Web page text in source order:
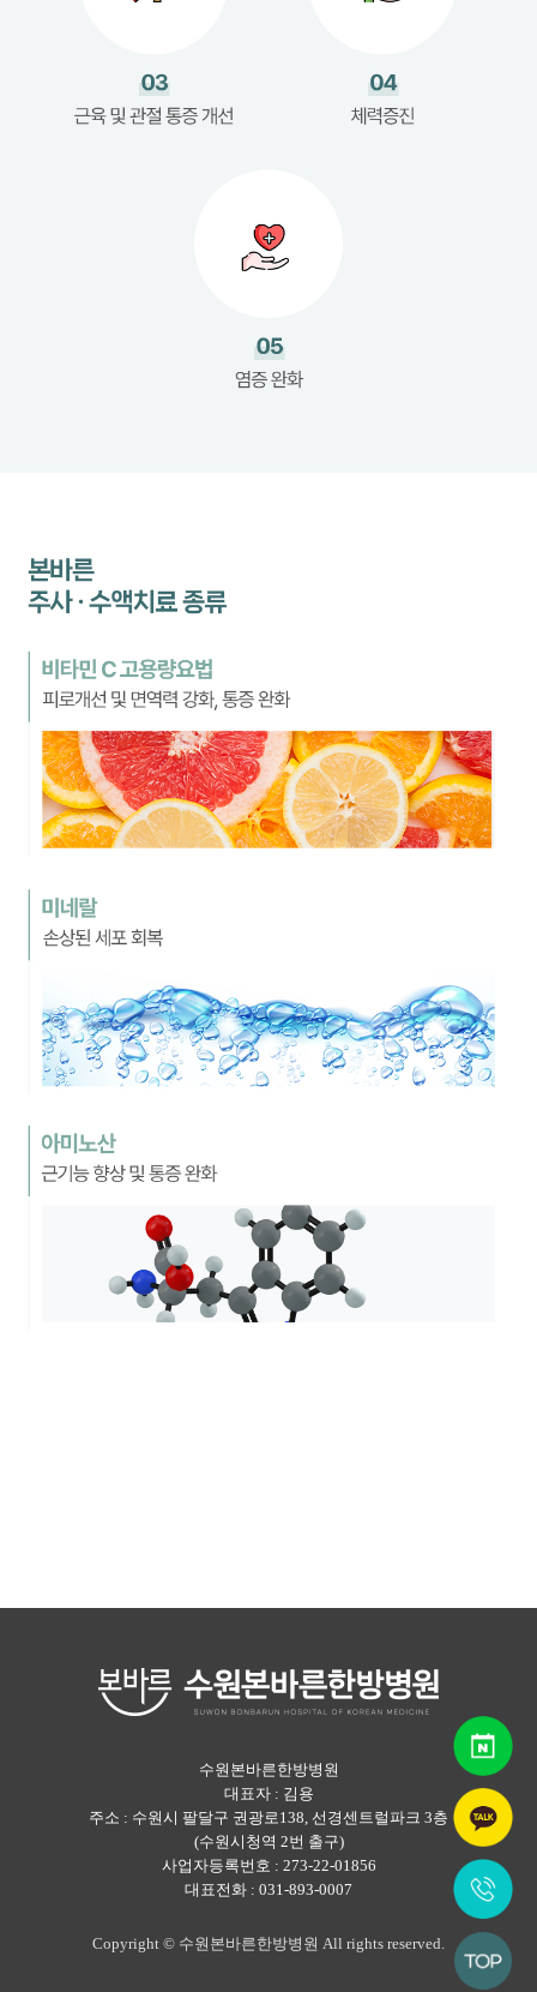
수원본바른한방병원
대표자 : 김용
주소 : 수원시 팔달구 권광로138, 선경센트럴파크 3층
(수원시청역 2번 출구)
사업자등록번호 : 273-22-01856
대표전화 : 031-893-0007
Copyright © 수원본바른한방병원 All rights reserved.